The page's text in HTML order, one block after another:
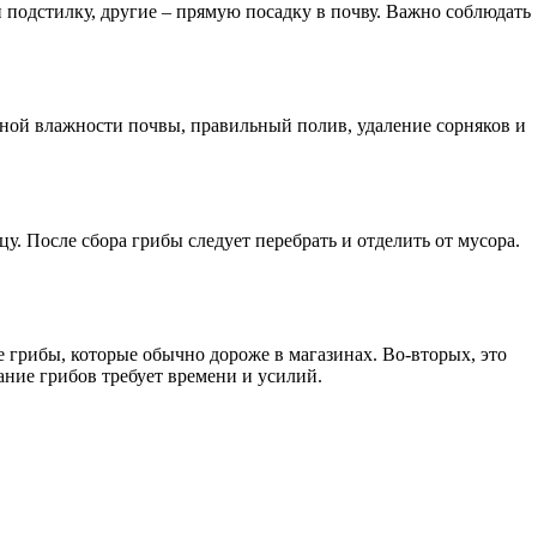
другие – прямую посадку в почву. Важно соблюдать
влажности почвы, правильный полив, удаление сорняков и
сбора грибы следует перебрать и отделить от мусора.
которые обычно дороже в магазинах. Во-вторых, это
грибов требует времени и усилий.